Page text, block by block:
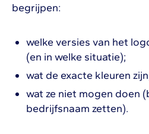
begrijpen:
welke versies van het
(en in welke situatie);
wat de exacte kleuren
wat ze niet mogen doen
bedrijfsnaam zetten).